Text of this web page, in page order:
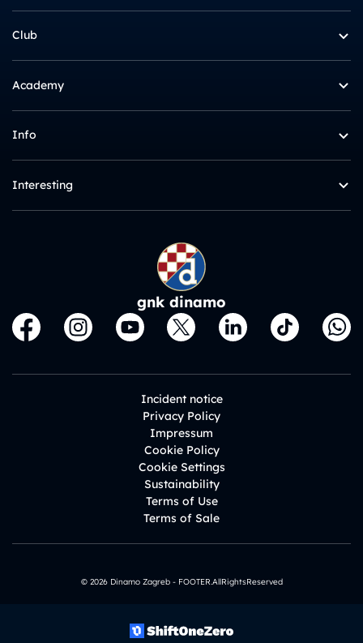
Club
Academy
Info
Interesting
gnk dinamo
Incident notice
Privacy Policy
Impressum
Cookie Policy
Cookie Settings
Sustainability
Terms of Use
Terms of Sale
© 2026 Dinamo Zagreb - FOOTER.AllRightsReserved